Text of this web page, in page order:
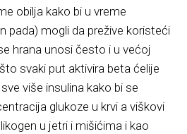
obilja kako bi u vreme
pada) mogli da prežive koristeći
hrana unosi često i u većoj
svaki put aktivira beta ćelije
više insulina kako bi se
glukoze u krvi a viškovi
u jetri i mišićima i kao